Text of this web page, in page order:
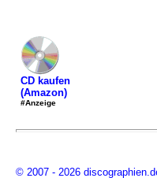
CD kaufen
(Amazon)
#Anzeige
© 2007 - 2026